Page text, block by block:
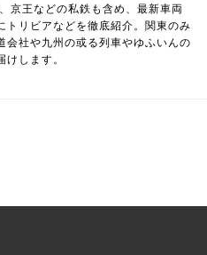
京王などの私鉄も含め、最新車両
トリビアなどを徹底紹介。関東のみ
会社や九州の或る列車やゆふいんの
します。